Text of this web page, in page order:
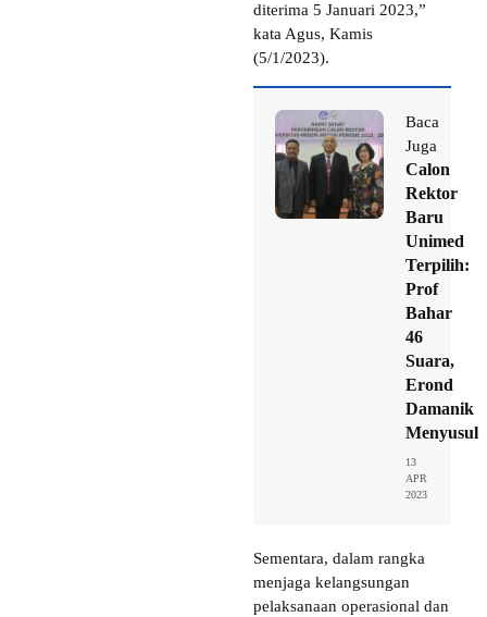
diterima 5 Januari 2023,”
kata Agus, Kamis
(5/1/2023).
Baca
Juga
Calon
Rektor
Baru
Unimed
Terpilih:
Prof
Bahar
46
Suara,
Erond
Damanik
Menyusul
13
APR
2023
Sementara, dalam rangka
menjaga kelangsungan
pelaksanaan operasional dan